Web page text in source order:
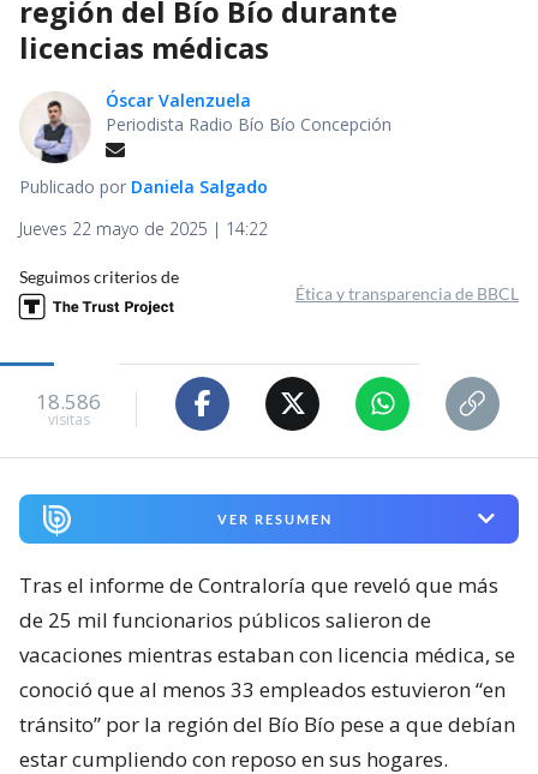
región del Bío Bío durante
licencias médicas
Óscar Valenzuela
Periodista Radio Bío Bío Concepción
Publicado por Daniela Salgado
Jueves 22 mayo de 2025 | 14:22
Seguimos criterios de
Ética y transparencia de BBCL
18.586
visitas
VER RESUMEN
Tras el informe de Contraloría que reveló que más
de 25 mil funcionarios públicos salieron de
vacaciones mientras estaban con licencia médica, se
conoció que al menos 33 empleados estuvieron “en
tránsito” por la región del Bío Bío pese a que debían
estar cumpliendo con reposo en sus hogares.